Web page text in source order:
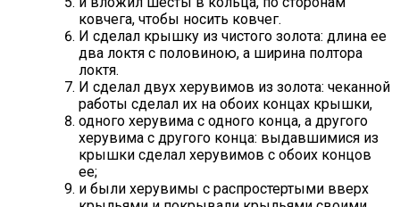
ковчега, чтобы носить ковчег.
И сделал крышку из чистого золота: длина ее
два локтя с половиною, а ширина полтора
локтя.
И сделал двух херувимов из золота: чеканной
работы сделал их на обоих концах крышки,
одного херувима с одного конца, а другого
херувима с другого конца: выдавшимися из
крышки сделал херувимов с обоих концов
ее;
и были херувимы с распростертыми вверх